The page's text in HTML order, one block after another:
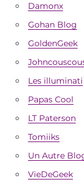
Damonx
Gohan Blog
GoldenGeek
Les illuminati
Papas Cool
LT Paterson
Tomiiks
Un Autre
VieDeGeek